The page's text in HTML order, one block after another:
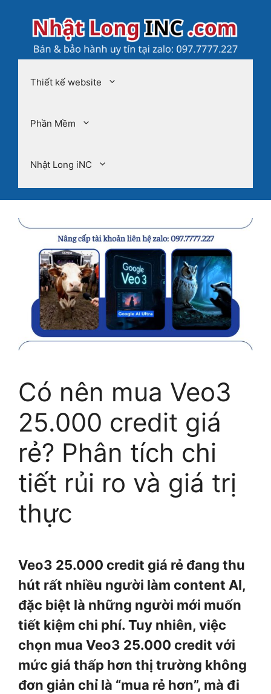
Thiết kế website
Phần Mềm
Nhật Long iNC
Có nên mua Veo3
25.000 credit giá
rẻ? Phân tích chi
tiết rủi ro và giá trị
thực
Veo3 25.000 credit giá rẻ đang thu
hút rất nhiều người làm content AI,
đặc biệt là những người mới muốn
tiết kiệm chi phí. Tuy nhiên, việc
chọn mua Veo3 25.000 credit với
mức giá thấp hơn thị trường không
đơn giản chỉ là “mua rẻ hơn”, mà đi